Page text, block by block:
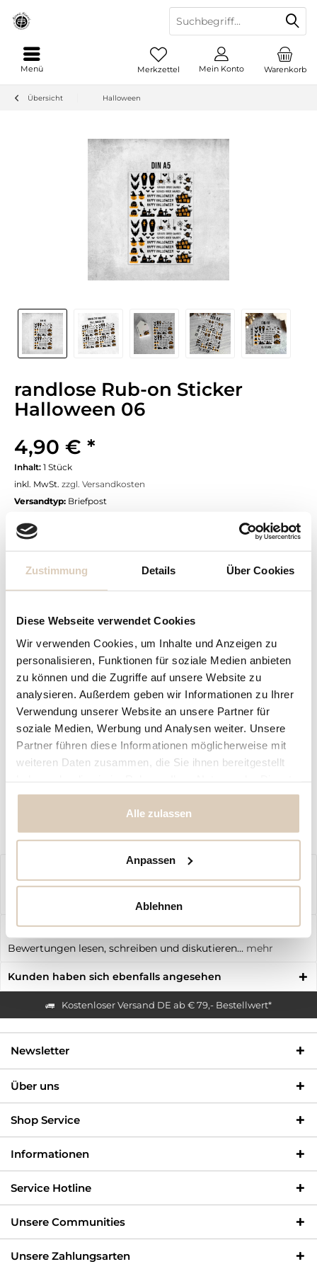
Zustimmung Details Über Cookies
Diese Webseite verwendet Cookies
Wir verwenden Cookies, um Inhalte und Anzeigen zu
personalisieren, Funktionen für soziale Medien anbieten
zu können und die Zugriffe auf unsere Website zu
analysieren. Außerdem geben wir Informationen zu Ihrer
Verwendung unserer Website an unsere Partner für
soziale Medien, Werbung und Analysen weiter. Unsere
Partner führen diese Informationen möglicherweise mit
weiteren Daten zusammen, die Sie ihnen bereitgestellt
gesammelt haben.
Alle zulassen
Anpassen
Ablehnen
Warenkorb
Merkzettel Mein Konto
Menü
Übersicht Halloween
randlose Rub-on Sticker
Halloween 06
4,90 € *
Inhalt: 1 Stück
inkl. MwSt. zzgl. Versandkosten
Versandtyp: Briefpost
Versandzeit 3-5 Werktage
Merken Fragen zum Artikel?
Artikel-Nr.: BB10527
Vorteile
Kostenloser Versand ab € 79,- Bestellwert
Schneller Versand
randlose Rub-on Sticker zur Dekoration von Raysin, Gips,
Beton, Keraflott, Glas Verschönere...
Bewertungen
0
Bewertungen lesen, schreiben und diskutieren... mehr
Kunden haben sich ebenfalls angesehen
Kostenloser Versand DE ab € 79,- Bestellwert*
Newsletter
Über uns
Shop Service
Informationen
Service Hotline
Unsere Communities
Unsere Zahlungsarten